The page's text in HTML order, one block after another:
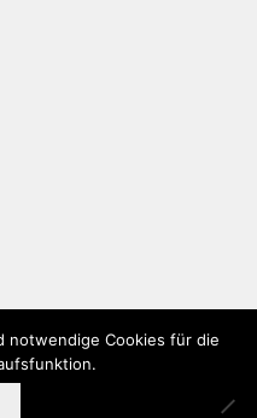
notwendige Cookies für die